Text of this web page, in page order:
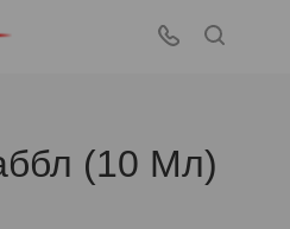
(10 Мл)